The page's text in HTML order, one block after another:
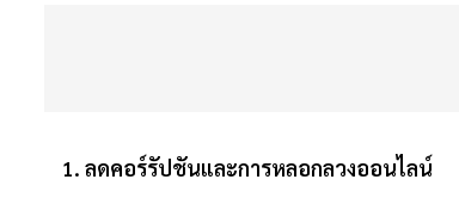
1. ลดคอร์รัปชันและการหลอกลวงออนไลน์